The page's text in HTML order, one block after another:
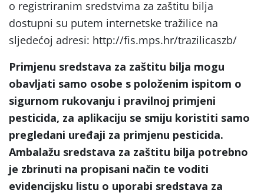
o registriranim sredstvima za zaštitu bilja
dostupni su putem internetske tražilice na
sljedećoj adresi: http://fis.mps.hr/trazilicaszb/
Primjenu sredstava za zaštitu bilja mogu
obavljati samo osobe s položenim ispitom o
sigurnom rukovanju i pravilnoj primjeni
pesticida, za aplikaciju se smiju koristiti samo
pregledani uređaji za primjenu pesticida.
Ambalažu sredstava za zaštitu bilja potrebno
je zbrinuti na propisani način te voditi
evidencijsku listu o uporabi sredstava za